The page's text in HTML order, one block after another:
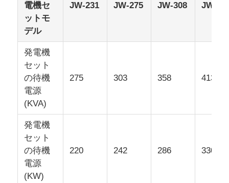
電機セ
ットモ
デル
JW-231 JW-275 JW-308 JW-
発電機
セット
の待機
電源
(KVA)
275 303 358 413
発電機
セット
の待機
電源
(KW)
220 242 286 330